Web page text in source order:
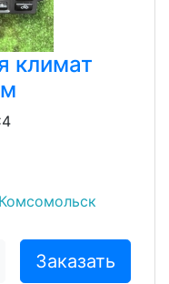
климат
Заказать